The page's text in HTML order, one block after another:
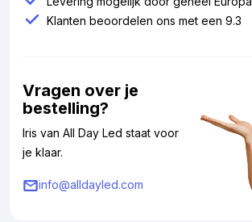
Klanten beoordelen ons met een 9.3
Vragen over je
bestelling?
Iris van All Day Led staat voor
je klaar.
info@alldayled.com